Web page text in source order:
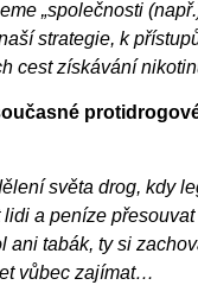
„společnosti
strategie, k
cest získávání
světa drog, kdy
a peníze
tabák, ty si
vůbec zajímat…